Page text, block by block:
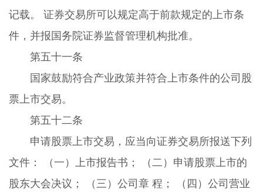
记载。 证券交易所可以规定高于前款规定的上市条
件，并报国务院证券监督管理机构批准。
第五十一条
国家鼓励符合产业政策并符合上市条件的公司股
票上市交易。
第五十二条
申请股票上市交易，应当向证券交易所报送下列
文件： （一）上市报告书； （二）申请股票上市的
股东大会决议； （三）公司章 程； （四）公司营业